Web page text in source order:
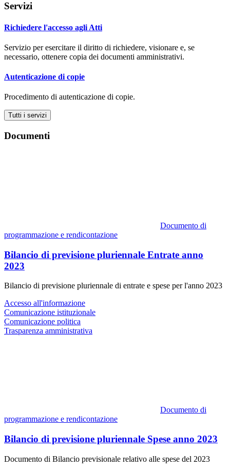
Servizi
Richiedere l'accesso agli Atti
Servizio per esercitare il diritto di richiedere, visionare e, se
necessario, ottenere copia dei documenti amministrativi.
Autenticazione di copie
Procedimento di autenticazione di copie.
Tutti i servizi
Documenti
Documento di
programmazione e rendicontazione
Bilancio di previsione pluriennale Entrate anno
2023
Bilancio di previsione pluriennale di entrate e spese per l'anno 2023
Accesso all'informazione
Comunicazione istituzionale
Comunicazione politica
Trasparenza amministrativa
Documento di
programmazione e rendicontazione
Bilancio di previsione pluriennale Spese anno 2023
Documento di Bilancio previsionale relativo alle spese del 2023